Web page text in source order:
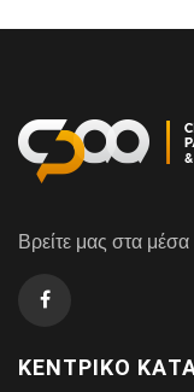
Βρείτε μας στα
ΚΕΝΤΡΙΚΌ